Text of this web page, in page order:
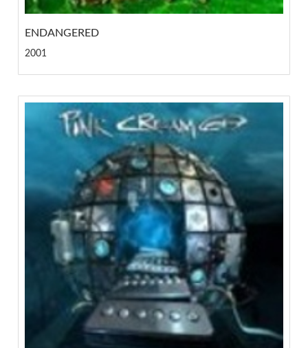
ENDANGERED
2001